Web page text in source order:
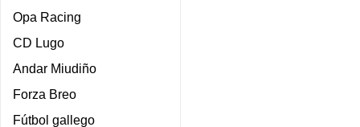
Opa Racing
CD Lugo
Andar Miudiño
Forza Breo
Fútbol gallego